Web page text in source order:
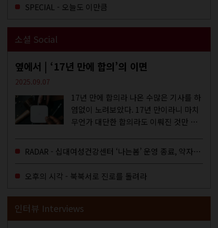
SPECIAL - 오늘도 이만큼
소셜 Social
옆에서 | ‘17년 만에 합의’의 이면
2025.09.07
17년 만에 합의라 나온 수많은 기사를 하
염없이 노려보았다. 17년 만이라니 마치
무언가 대단한 합의라도 이뤄진 것만 같
을 결정하는 심의기구인 최저임금위원회
에 대한 소식을 전하는 기사였는데,...
RADAR - 십대여성건강센터 ‘나는봄’ 운영 종료, 약자로부터 멀어지는 도시
오후의 시각 - 북북서로 진로를 돌려라
인터뷰 Interviews